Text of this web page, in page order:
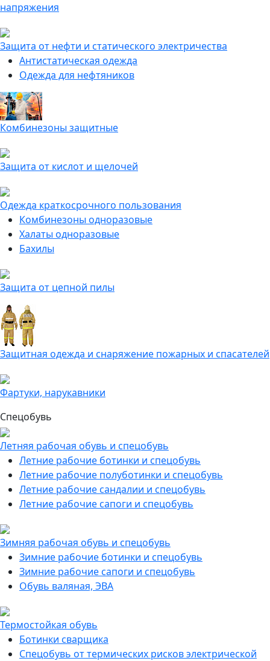
напряжения
Защита от нефти и статического электричества
Антистатическая одежда
Одежда для нефтяников
Комбинезоны защитные
Защита от кислот и щелочей
Одежда краткосрочного пользования
Комбинезоны одноразовые
Халаты одноразовые
Бахилы
Защита от цепной пилы
Защитная одежда и снаряжение пожарных и спасателей
Фартуки, нарукавники
Спецобувь
Летняя рабочая обувь и спецобувь
Летние рабочие ботинки и спецобувь
Летние рабочие полуботинки и спецобувь
Летние рабочие сандалии и спецобувь
Летние рабочие сапоги и спецобувь
Зимняя рабочая обувь и спецобувь
Зимние рабочие ботинки и спецобувь
Зимние рабочие сапоги и спецобувь
Обувь валяная, ЭВА
Термостойкая обувь
Ботинки сварщика
Спецобувь от термических рисков электрической